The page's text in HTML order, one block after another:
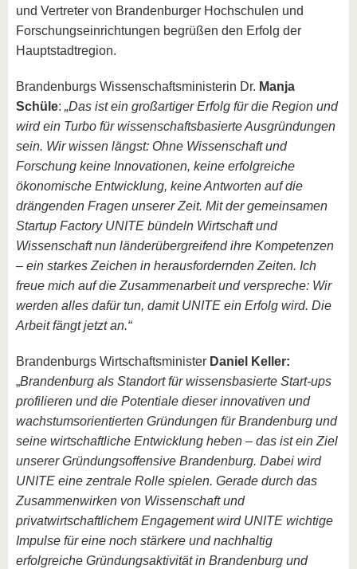
und Vertreter von Brandenburger Hochschulen und
Forschungseinrichtungen begrüßen den Erfolg der
Hauptstadtregion.
Brandenburgs Wissenschaftsministerin Dr. Manja
Schüle: „Das ist ein großartiger Erfolg für die Region und
wird ein Turbo für wissenschaftsbasierte Ausgründungen
sein. Wir wissen längst: Ohne Wissenschaft und
Forschung keine Innovationen, keine erfolgreiche
ökonomische Entwicklung, keine Antworten auf die
drängenden Fragen unserer Zeit. Mit der gemeinsamen
Startup Factory UNITE bündeln Wirtschaft und
Wissenschaft nun länderübergreifend ihre Kompetenzen
– ein starkes Zeichen in herausfordernden Zeiten. Ich
freue mich auf die Zusammenarbeit und verspreche: Wir
werden alles dafür tun, damit UNITE ein Erfolg wird. Die
Arbeit fängt jetzt an.“
Brandenburgs Wirtschaftsminister Daniel Keller:
„Brandenburg als Standort für wissensbasierte Start-ups
profilieren und die Potentiale dieser innovativen und
wachstumsorientierten Gründungen für Brandenburg und
seine wirtschaftliche Entwicklung heben – das ist ein Ziel
unserer Gründungsoffensive Brandenburg. Dabei wird
UNITE eine zentrale Rolle spielen. Gerade durch das
Zusammenwirken von Wissenschaft und
privatwirtschaftlichem Engagement wird UNITE wichtige
Impulse für eine noch stärkere und nachhaltig
erfolgreiche Gründungsaktivität in Brandenburg und